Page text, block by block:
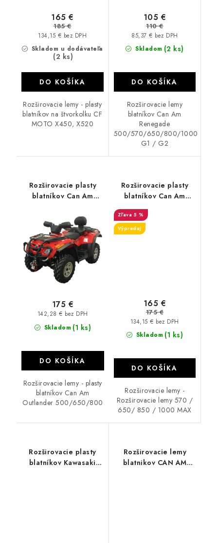
Skladom u dodávateľa
(2 ks)
134,15 € bez DPH
165 €
185 €
DO KOŠÍKA
Rozširovacie lemy - plasty
blatníkov na štvorkolku CF
MOTO X450, X520
Skladom (2 ks)
85,37 € bez DPH
105 €
110 €
DO KOŠÍKA
Rozširovacie lemy
blatníkov Can Am
Renegade
500/570/650/800/1000
G1 / G2
Rozširovacie plasty
blatníkov Can Am
500/650/800
Skladom (1 ks)
142,28 € bez DPH
175 €
DO KOŠÍKA
Rozširovacie lemy - plasty
blatníkov Can Am
Outlander 500/650/800
Rozširovacie plasty
blatníkov Can Am
650/ 850 / 1000 MAX
5 %
Výpredaj
Skladom (1 ks)
134,15 € bez DPH
165 €
175 €
DO KOŠÍKA
Rozširovacie lemy -
Rozširovacie lemy 570 /
650/ 850 / 1000 MAX
Rozširovacie plasty
blatníkov Kawasaki
Rozširovacie lemy
blatnikov CAN AM